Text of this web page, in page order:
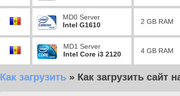
MD0 Server
Intel G1610
2 GB RAM
MD1 Server
Intel Core i3 2120
4 GB RAM
Как загрузить » Как загрузить сайт